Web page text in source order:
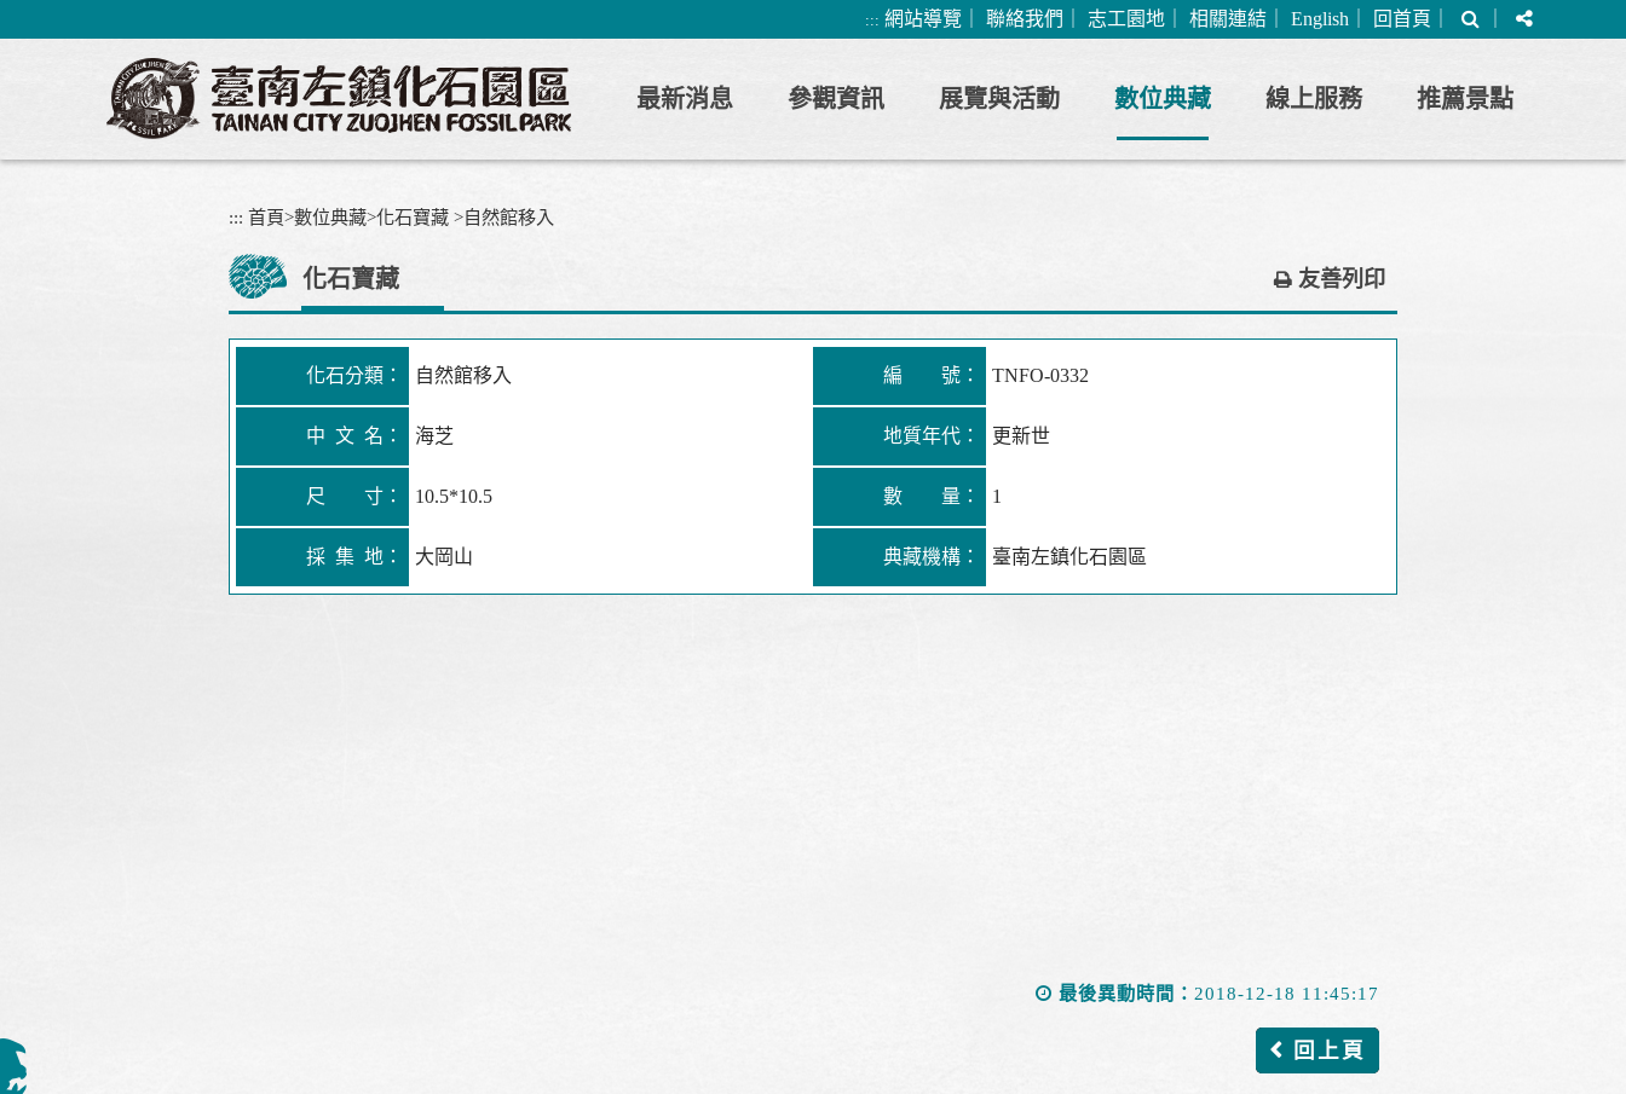
到
區
::: 網站導覽 聯絡我們 志工園地 相關連結 English 回首頁
尋
分
享
最新消息 參觀資訊 展覽與活動 數位典藏 線上服務 推薦景點
::: 首頁>數位典藏>化石寶藏 >自然館移入
化石寶藏 友善列印
化石分類： 自然館移入 編 號： TNFO-0332
中 文 名： 海芝 地質年代： 更新世
尺 寸： 10.5*10.5 數 量： 1
採 集 地： 大岡山 典藏機構： 臺南左鎮化石園區
最後異動時間： 2018-12-18 11:45:17
回上頁